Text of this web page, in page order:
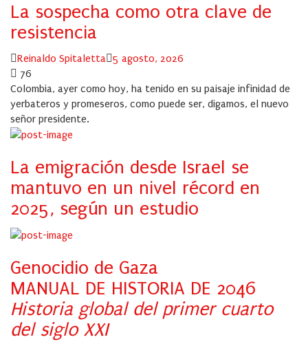
La sospecha como otra clave de
resistencia
Author
Reinaldo Spitaletta Posted
5 agosto, 2026
76
Colombia, ayer como hoy, ha tenido en su paisaje infinidad de
yerbateros y promeseros, como puede ser, digamos, el nuevo
señor presidente.
La emigración desde Israel se
mantuvo en un nivel récord en
2025, según un estudio
Genocidio de Gaza
MANUAL DE HISTORIA DE 2046
Historia global del primer cuarto
del siglo XXI